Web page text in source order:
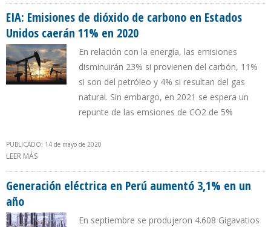
EIA: Emisiones de dióxido de carbono en Estados
Unidos caerán 11% en 2020
En relación con la energía, las emisiones
disminuirán 23% si provienen del carbón, 11%
si son del petróleo y 4% si resultan del gas
natural. Sin embargo, en 2021 se espera un
repunte de las emsiones de CO2 de 5%
PUBLICADO: 14 de mayo de 2020
LEER MÁS
Generación eléctrica en Perú aumentó 3,1% en un
año
En septiembre se produjeron 4.608 Gigavatios